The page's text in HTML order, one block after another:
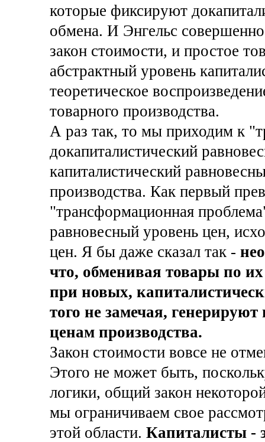
которые фиксируют
обмена. И Энгельс
закон стоимости, и простое
абстрактный уровень
теоретическое
товарного производства.
А раз так, то мы приходим к
докапиталистический
капиталистический
производства. Как первый
"трансформационная
равновесный уровень цен,
цен. Я бы даже сказал так -
что, обменивая товары по
при новых,
того не замечая,
ценам производства.
Закон стоимости вовсе не
Этого не может быть,
логики, общий закон
мы ограничиваем свое
этой области. Капиталисты